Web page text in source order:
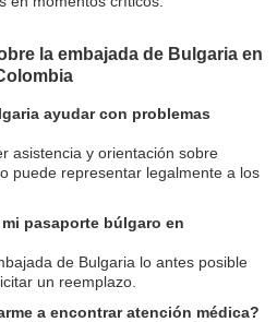
la embajada de Bulgaria en
ayudar con problemas
asistencia y orientación sobre
puede representar legalmente a los
pasaporte búlgaro en
de Bulgaria lo antes posible
un reemplazo.
a encontrar atención médica?